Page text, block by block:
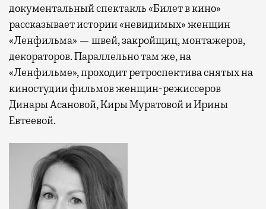
документальный спектакль «Билет в кино»
рассказывает истории «невидимых» женщин
«Ленфильма» — швей, закройщиц, монтажеров,
декораторов. Параллельно там же, на
«Ленфильме», проходит ретроспектива снятых на
киностудии фильмов женщин-режиссеров
Динары Асановой, Киры Муратовой и Ирины
Евтеевой.